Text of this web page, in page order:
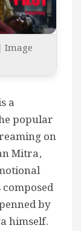
Image
a
popular
on
Mitra,
composed
by
himself.